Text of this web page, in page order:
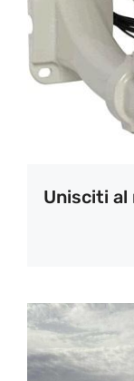
Unisciti